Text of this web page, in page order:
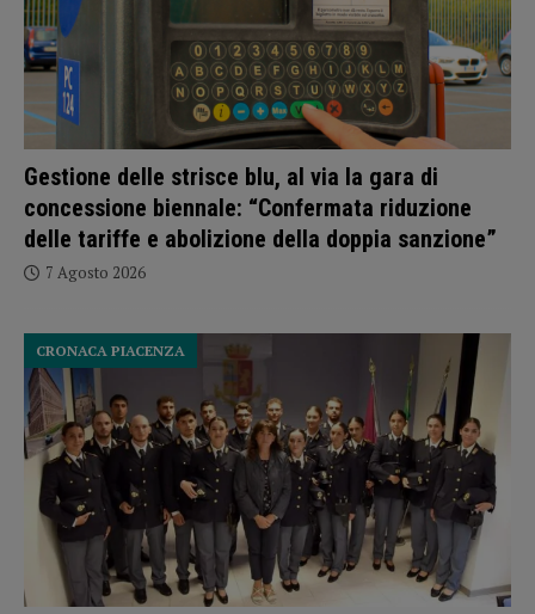
Gestione delle strisce blu, al via la gara di
concessione biennale: “Confermata riduzione
delle tariffe e abolizione della doppia sanzione”
7 Agosto 2026
CRONACA PIACENZA